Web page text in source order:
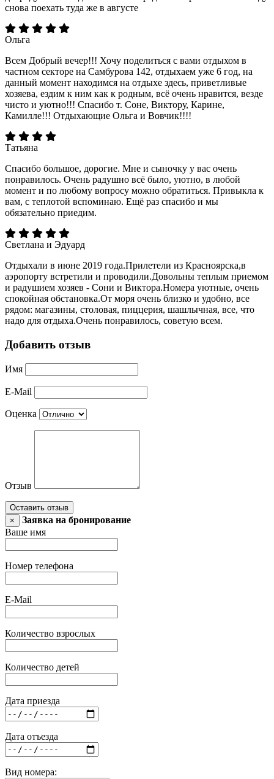
снова поехать туда же в августе
Ольга
Всем Добрый вечер!!! Хочу поделиться с вами отдыхом в
частном секторе на Самбурова 142, отдыхаем уже 6 год, на
данный момент находимся на отдыхе здесь, приветливые
хозяева, ездим к ним как к родным, всё очень нравится, везде
чисто и уютно!!! Спасибо т. Соне, Виктору, Карине,
Камилле!!! Отдыхающие Ольга и Вовчик!!!!
Татьяна
Спасибо большое, дорогие. Мне и сыночку у вас очень
понравилось. Очень радушно всё было, уютно, в любой
момент и по любому вопросу можно обратиться. Привыкла к
вам, с теплотой вспоминаю. Ещё раз спасибо и мы
обязательно приедим.
Светлана и Эдуард
Отдыхали в июне 2019 года.Прилетели из Красноярска,в
аэропорту встретили и проводили.Довольны теплым приемом
и радушием хозяев - Сони и Виктора.Номера уютные, очень
спокойная обстановка.От моря очень близко и удобно, все
рядом: магазины, столовая, пиццерия, шашлычная, все, что
надо для отдыха.Очень понравилось, советую всем.
Добавить отзыв
Имя
E-Mail
Оценка
Отзыв
Оставить отзыв
×
Заявка на бронирование
Ваше имя
Номер телефона
E-Mail
Количество взрослых
Количество детей
Дата приезда
Дата отъезда
Вид номера: